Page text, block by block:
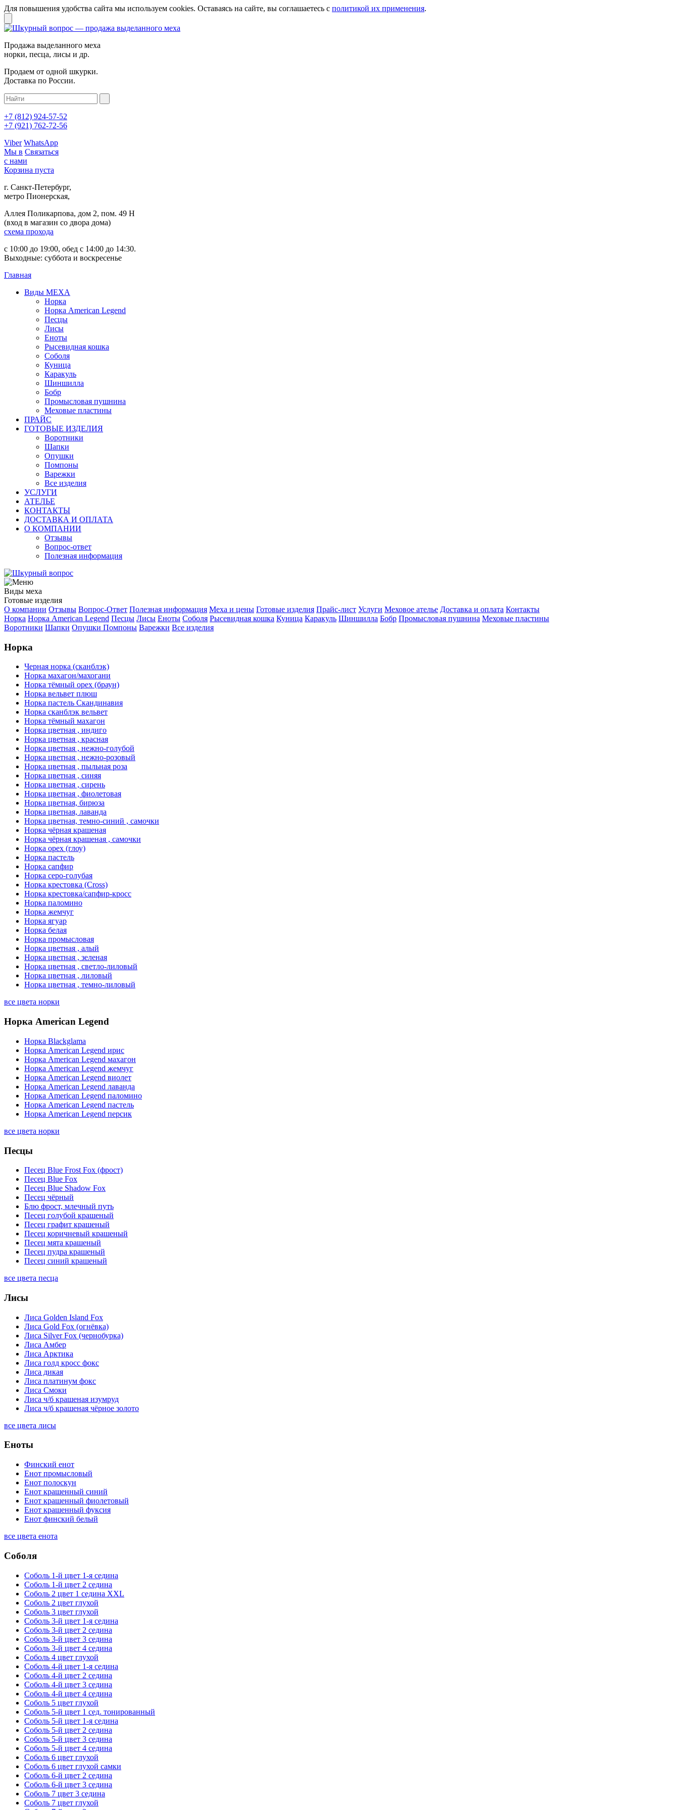
Для повышения удобства сайта мы используем cookies. Оставаясь на сайте, вы соглашаетесь с политикой их применения.
Продажа выделанного меха
норки, песца, лисы и др.
Продаем от одной шкурки.
Доставка по России.
+7 (812) 924-57-52
+7 (921) 762-72-56
Viber WhatsApp
Мы в Связаться
с нами
Корзина пуста
г. Санкт-Петербург,
метро Пионерская,
Аллея Поликарпова, дом 2, пом. 49 Н
(вход в магазин со двора дома)
схема прохода
с 10:00 до 19:00, обед с 14:00 до 14:30.
Выходные: суббота и воскресенье
Главная
Виды МЕХА
Норка
Норка American Legend
Песцы
Лисы
Еноты
Рысевидная кошка
Соболя
Куница
Каракуль
Шиншилла
Бобр
Промысловая пушнина
Меховые пластины
ПРАЙС
ГОТОВЫЕ ИЗДЕЛИЯ
Воротники
Шапки
Опушки
Помпоны
Варежки
Все изделия
УСЛУГИ
АТЕЛЬЕ
КОНТАКТЫ
ДОСТАВКА И ОПЛАТА
О КОМПАНИИ
Отзывы
Вопрос-ответ
Полезная информация
Виды меха
Готовые изделия
О компании Отзывы Вопрос-Ответ Полезная информация Меха и цены Готовые изделия Прайс-лист Услуги Меховое ателье Доставка и оплата Контакты
Норка Норка American Legend Песцы Лисы Еноты Соболя Рысевидная кошка Куница Каракуль Шиншилла Бобр Промысловая пушнина Меховые пластины
Воротники Шапки Опушки Помпоны Варежки Все изделия
Норка
Черная норка (сканблэк)
Норка махагон/махогани
Норка тёмный орех (браун)
Норка вельвет плюш
Норка пастель Скандинавия
Норка сканблэк вельвет
Норка тёмный махагон
Норка цветная , индиго
Норка цветная , красная
Норка цветная , нежно-голубой
Норка цветная , нежно-розовый
Норка цветная , пыльная роза
Норка цветная , синяя
Норка цветная , сирень
Норка цветная , фиолетовая
Норка цветная, бирюза
Норка цветная, лаванда
Норка цветная, темно-синий , самочки
Норка чёрная крашеная
Норка чёрная крашеная , самочки
Норка орех (глоу)
Норка пастель
Норка сапфир
Норка серо-голубая
Норка крестовка (Cross)
Норка крестовка/сапфир-кросс
Норка паломино
Норка жемчуг
Норка ягуар
Норка белая
Норка промысловая
Норка цветная , алый
Норка цветная , зеленая
Норка цветная , светло-лиловый
Норка цветная , лиловый
Норка цветная , темно-лиловый
все цвета норки
Норка American Legend
Норка Blackglama
Норка American Legend ирис
Норка American Legend махагон
Норка American Legend жемчуг
Норка American Legend виолет
Норка American Legend лаванда
Норка American Legend паломино
Норка American Legend пастель
Норка American Legend персик
все цвета норки
Песцы
Песец Blue Frost Fox (фрост)
Песец Blue Fox
Песец Blue Shadow Fox
Песец чёрный
Блю фрост, млечный путь
Песец голубой крашеный
Песец графит крашеный
Песец коричневый крашеный
Песец мята крашеный
Песец пудра крашеный
Песец синий крашеный
все цвета песца
Лисы
Лиса Golden Island Fox
Лиса Gold Fox (огнёвка)
Лиса Silver Fox (чернобурка)
Лиса Амбер
Лиса Арктика
Лиса голд кросс фокс
Лиса дикая
Лиса платинум фокс
Лиса Смоки
Лиса ч/б крашеная изумруд
Лиса ч/б крашеная чёрное золото
все цвета лисы
Еноты
Финский енот
Енот промысловый
Енот полоскун
Енот крашенный синий
Енот крашенный фиолетовый
Енот крашенный фуксия
Енот финский белый
все цвета енота
Соболя
Соболь 1-й цвет 1-я седина
Соболь 1-й цвет 2 седина
Соболь 2 цвет 1 седина XXL
Соболь 2 цвет глухой
Соболь 3 цвет глухой
Соболь 3-й цвет 1-я седина
Соболь 3-й цвет 2 седина
Соболь 3-й цвет 3 седина
Соболь 3-й цвет 4 седина
Соболь 4 цвет глухой
Соболь 4-й цвет 1-я седина
Соболь 4-й цвет 2 седина
Соболь 4-й цвет 3 седина
Соболь 4-й цвет 4 седина
Соболь 5 цвет глухой
Соболь 5-й цвет 1 сед. тонированный
Соболь 5-й цвет 1-я седина
Соболь 5-й цвет 2 седина
Соболь 5-й цвет 3 седина
Соболь 5-й цвет 4 седина
Соболь 6 цвет глухой
Соболь 6 цвет глухой самки
Соболь 6-й цвет 2 седина
Соболь 6-й цвет 3 седина
Соболь 7 цвет 3 седина
Соболь 7 цвет глухой